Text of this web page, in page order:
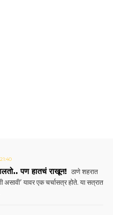
पण हातचं राखून! ठाणे शहरात
यावर एक चर्चासत्र होते. या सत्रात